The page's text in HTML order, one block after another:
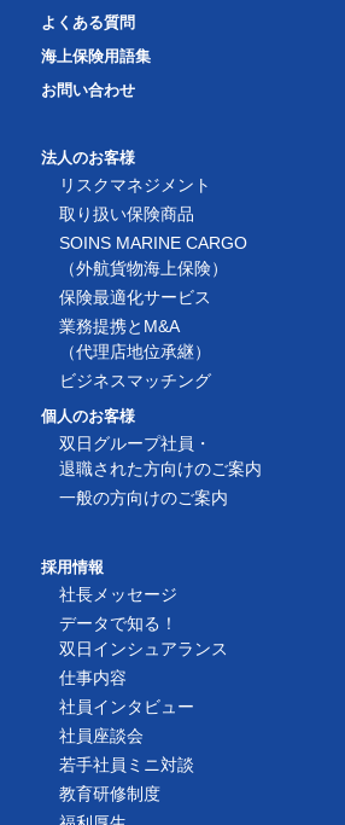
よくある質問
海上保険用語集
お問い合わせ
法人のお客様
リスクマネジメント
取り扱い保険商品
SOINS MARINE CARGO
（外航貨物海上保険）
保険最適化サービス
業務提携とM&A
（代理店地位承継）
ビジネスマッチング
個人のお客様
双日グループ社員・
退職された方向けのご案内
一般の方向けのご案内
採用情報
社長メッセージ
データで知る！
双日インシュアランス
仕事内容
社員インタビュー
社員座談会
若手社員ミニ対談
教育研修制度